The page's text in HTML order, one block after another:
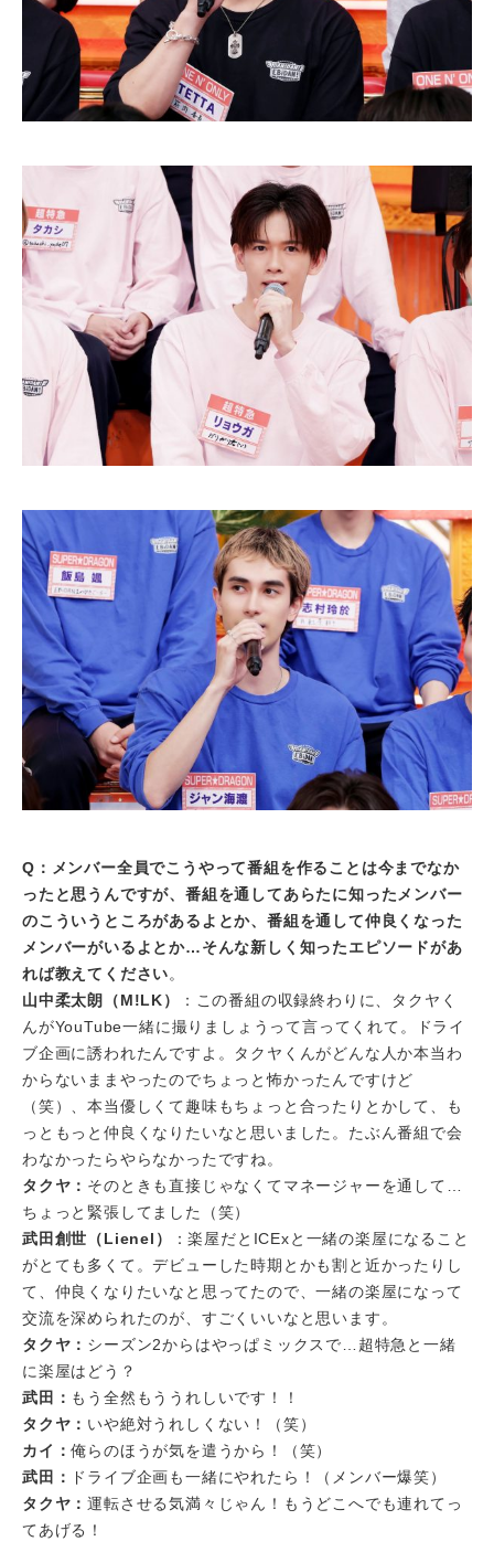
Q：メンバー全員でこうやって番組を作ることは今までなか
ったと思うんですが、番組を通してあらたに知ったメンバー
のこういうところがあるよとか、番組を通して仲良くなった
メンバーがいるよとか…そんな新しく知ったエピソードがあ
れば教えてください。
山中柔太朗（M!LK）
：この番組の収録終わりに、タクヤく
んがYouTube一緒に撮りましょうって言ってくれて。ドライ
ブ企画に誘われたんですよ。タクヤくんがどんな人か本当わ
からないままやったのでちょっと怖かったんですけど
（笑）、本当優しくて趣味もちょっと合ったりとかして、も
っともっと仲良くなりたいなと思いました。たぶん番組で会
わなかったらやらなかったですね。
タクヤ： そのときも直接じゃなくてマネージャーを通して…
ちょっと緊張してました（笑）
武田創世（Lienel）
：楽屋だとICExと一緒の楽屋になること
がとても多くて。デビューした時期とかも割と近かったりし
て、仲良くなりたいなと思ってたので、一緒の楽屋になって
交流を深められたのが、すごくいいなと思います。
タクヤ： シーズン2からはやっぱミックスで…超特急と一緒
に楽屋はどう？
武田： もう全然もううれしいです！！
タクヤ： いや絶対うれしくない！（笑）
カイ：俺らのほうが気を遣うから！（笑）
武田：
ドライブ企画も一緒にやれたら！（メンバー爆笑）
タクヤ：運転させる気満々じゃん！もうどこへでも連れてっ
てあげる！